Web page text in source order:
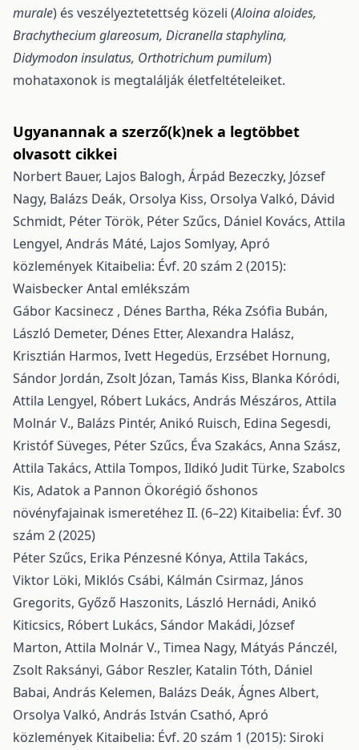
murale) és veszélyeztetettség közeli (Aloina aloides,
Brachythecium glareosum, Dicranella staphylina,
Didymodon insulatus, Orthotrichum pumilum)
mohataxonok is megtalálják életfeltételeiket.
Ugyanannak a szerző(k)nek a legtöbbet
olvasott cikkei
Norbert Bauer, Lajos Balogh, Árpád Bezeczky, József
Nagy, Balázs Deák, Orsolya Kiss, Orsolya Valkó, Dávid
Schmidt, Péter Török, Péter Szűcs, Dániel Kovács, Attila
Lengyel, András Máté, Lajos Somlyay, Apró
közlemények Kitaibelia: Évf. 20 szám 2 (2015):
Waisbecker Antal emlékszám
Gábor Kacsinecz , Dénes Bartha, Réka Zsófia Bubán,
László Demeter, Dénes Etter, Alexandra Halász,
Krisztián Harmos, Ivett Hegedüs, Erzsébet Hornung,
Sándor Jordán, Zsolt Józan, Tamás Kiss, Blanka Kóródi,
Attila Lengyel, Róbert Lukács, András Mészáros, Attila
Molnár V., Balázs Pintér, Anikó Ruisch, Edina Segesdi,
Kristóf Süveges, Péter Szűcs, Éva Szakács, Anna Szász,
Attila Takács, Attila Tompos, Ildikó Judit Türke, Szabolcs
Kis, Adatok a Pannon Ökorégió őshonos
növényfajainak ismeretéhez II. (6–22) Kitaibelia: Évf. 30
szám 2 (2025)
Péter Szűcs, Erika Pénzesné Kónya, Attila Takács,
Viktor Löki, Miklós Csábi, Kálmán Csirmaz, János
Gregorits, Győző Haszonits, László Hernádi, Anikó
Kiticsics, Róbert Lukács, Sándor Makádi, József
Marton, Attila Molnár V., Timea Nagy, Mátyás Pánczél,
Zsolt Raksányi, Gábor Reszler, Katalin Tóth, Dániel
Babai, András Kelemen, Balázs Deák, Ágnes Albert,
Orsolya Valkó, András István Csathó, Apró
közlemények Kitaibelia: Évf. 20 szám 1 (2015): Siroki